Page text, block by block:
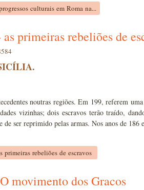
culturais em Roma na...
primeiras rebeliões de
noutras regiões. Em 199, referem
vizinhas; dois escravos terão traído,
de ser reprimido pelas armas. Nos anos de
rebeliões de escravos
movimento dos Gracos